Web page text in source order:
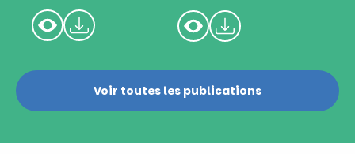
Voir toutes les publications